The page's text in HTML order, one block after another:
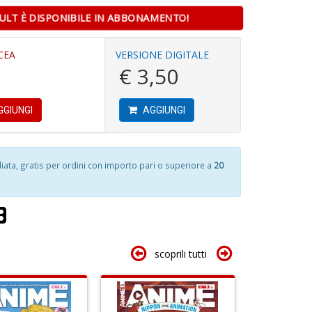
È DISPONIBILE IN ABBONAMENTO!
VERSIONE DIGITALE
€ 3,50
AGGIUNGI
gratis per ordini con importo pari o superiore a 20
scoprili tutti